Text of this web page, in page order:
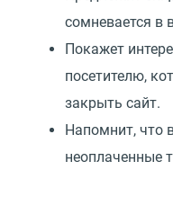
сомневается в
Покажет
посетителю,
закрыть сайт.
Напомнит, что
неоплаченные